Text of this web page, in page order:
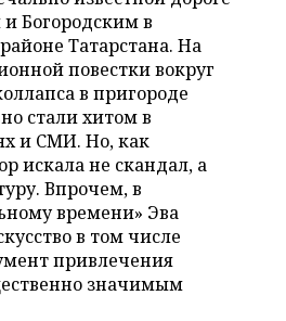
Богородским в
Татарстана. На
повестки вокруг
в пригороде
стали хитом в
и СМИ. Но, как
искала не скандал, а
Впрочем, в
времени» Эва
в том числе
привлечения
значимым